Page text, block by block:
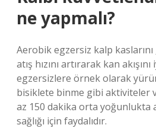
ne yapmalı?
Aerobik egzersiz kalp
atış hızını artırarak kan
egzersizlere örnek olarak
bisiklete binme gibi aktiviteler
az 150 dakika orta yoğunlukta
sağlığı için faydalıdır.